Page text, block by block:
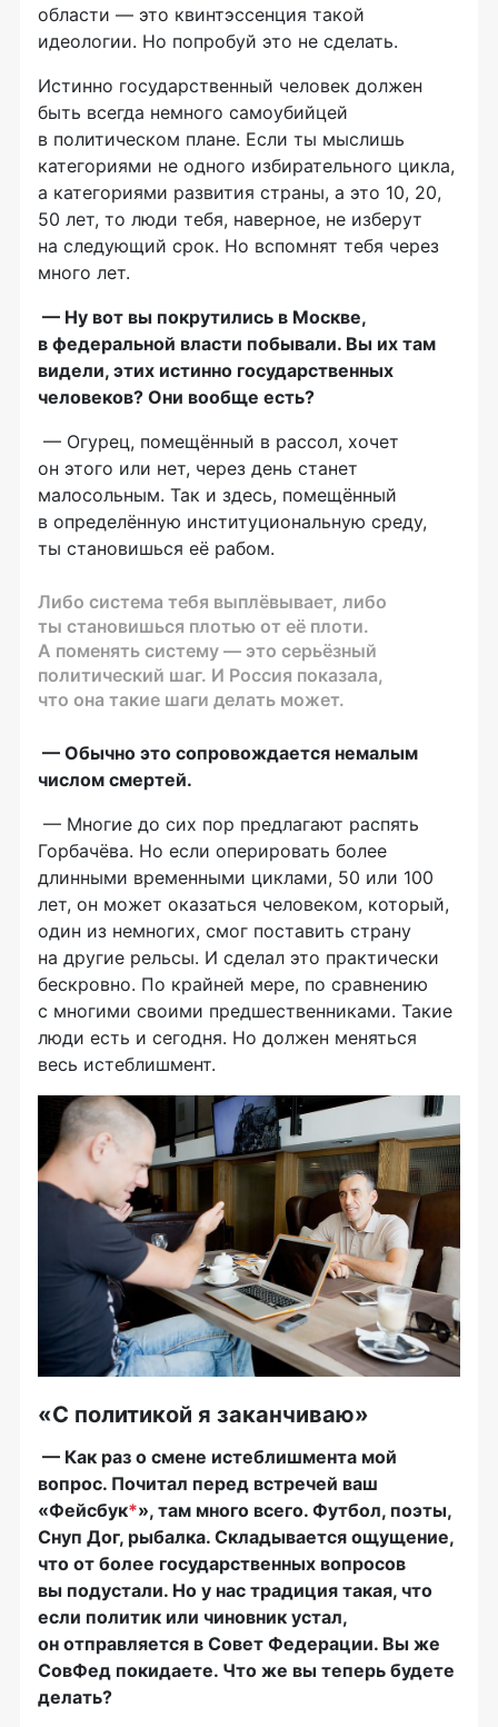
области — это квинтэссенция такой
идеологии. Но попробуй это не сделать.
Истинно государственный человек должен
быть всегда немного самоубийцей
в политическом плане. Если ты мыслишь
категориями не одного избирательного цикла,
а категориями развития страны, а это 10, 20,
50 лет, то люди тебя, наверное, не изберут
на следующий срок. Но вспомнят тебя через
много лет.
— Ну вот вы покрутились в Москве,
в федеральной власти побывали. Вы их там
видели, этих истинно государственных
человеков? Они вообще есть?
— Огурец, помещённый в рассол, хочет
он этого или нет, через день станет
малосольным. Так и здесь, помещённый
в определённую институциональную среду,
ты становишься её рабом.
Либо система тебя выплёвывает, либо
ты становишься плотью от её плоти.
А поменять систему — это серьёзный
политический шаг. И Россия показала,
что она такие шаги делать может.
— Обычно это сопровождается немалым
числом смертей.
— Многие до сих пор предлагают распять
Горбачёва. Но если оперировать более
длинными временными циклами, 50 или 100
лет, он может оказаться человеком, который,
один из немногих, смог поставить страну
на другие рельсы. И сделал это практически
бескровно. По крайней мере, по сравнению
с многими своими предшественниками. Такие
люди есть и сегодня. Но должен меняться
весь истеблишмент.
«С политикой я заканчиваю»
— Как раз о смене истеблишмента мой
вопрос. Почитал перед встречей ваш
«Фейсбук*», там много всего. Футбол, поэты,
Снуп Дог, рыбалка. Складывается ощущение,
что от более государственных вопросов
вы подустали. Но у нас традиция такая, что
если политик или чиновник устал,
он отправляется в Совет Федерации. Вы же
СовФед покидаете. Что же вы теперь будете
делать?